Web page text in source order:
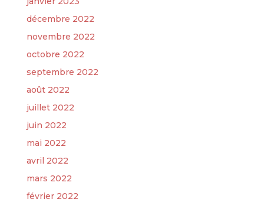
décembre 2022
novembre 2022
octobre 2022
septembre 2022
août 2022
juillet 2022
juin 2022
mai 2022
avril 2022
mars 2022
février 2022